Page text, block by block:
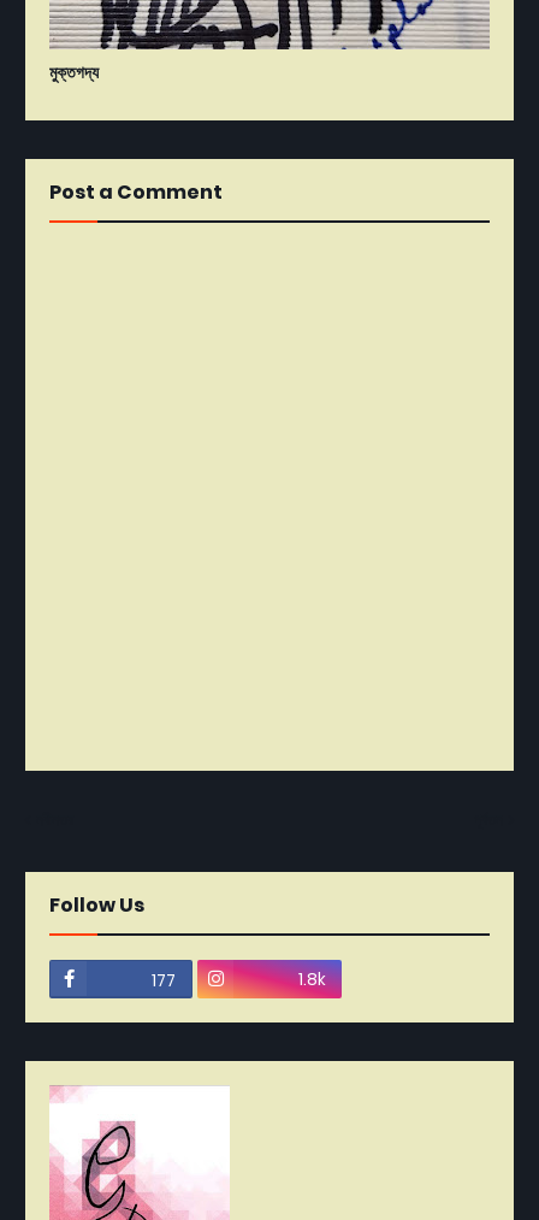
মুক্তগদ্য
Post a Comment
Follow Us
177 1.8k